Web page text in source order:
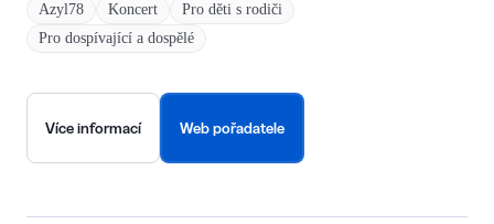
Azyl78 Koncert
Pro děti s rodiči
Pro dospívající a dospělé
Více informací Web pořadatele